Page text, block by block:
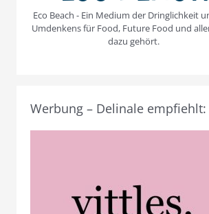
Eco Beach - Ein Medium der Dringlichkeit
Umdenkens für Food, Future Food und
dazu gehört.
Werbung – Delinale empfiehlt: